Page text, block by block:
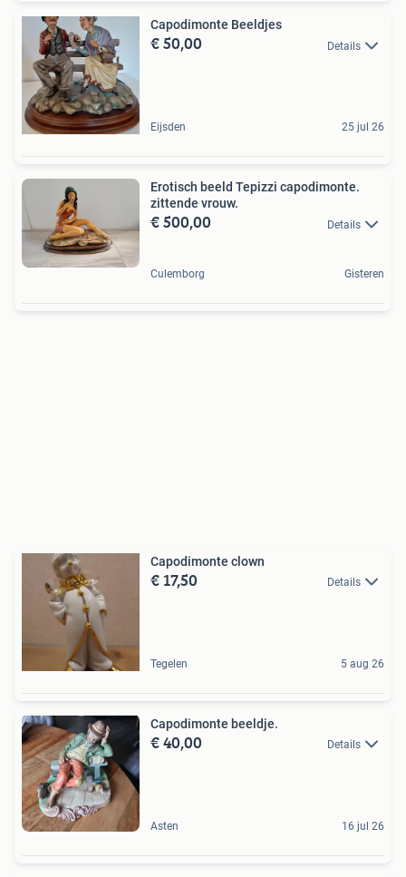
Capodimonte Beeldjes
€ 50,00 Details
Eijsden 25 jul 26
Erotisch beeld Tepizzi capodimonte.
zittende vrouw.
€ 500,00 Details
Culemborg Gisteren
Capodimonte clown
€ 17,50 Details
Tegelen 5 aug 26
Capodimonte beeldje.
€ 40,00 Details
Asten 16 jul 26